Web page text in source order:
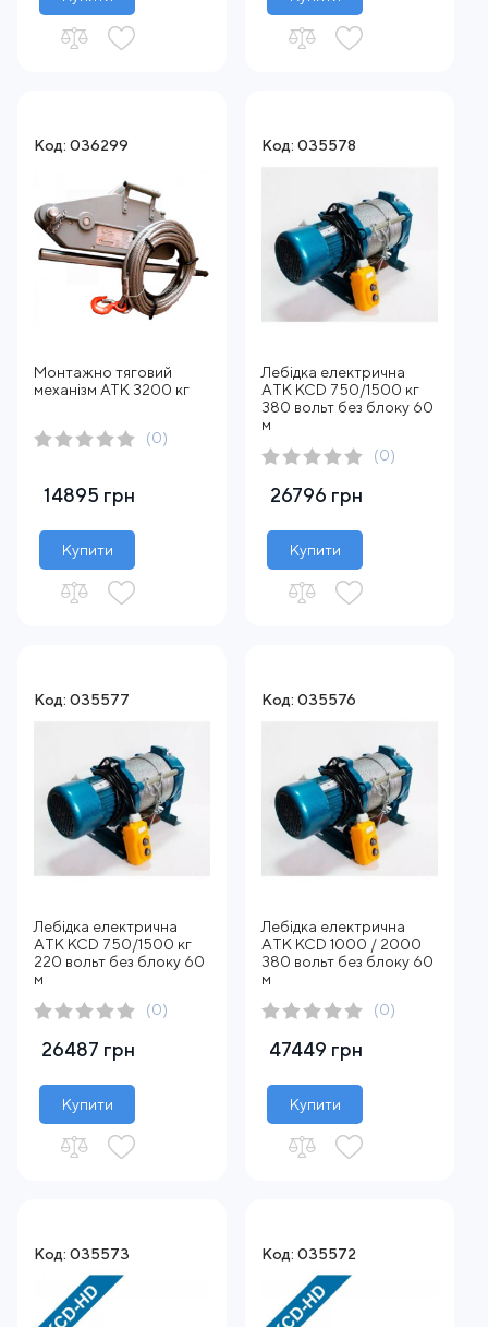
Код: 036299
Монтажно тяговий
механізм ATK 3200 кг
(0)
14895 грн
Купити
Код: 035578
Лебідка електрична
АTК KCD 750/1500 кг
380 вольт без блоку 60
м
(0)
26796 грн
Купити
Код: 035577
Лебідка електрична
АTК KCD 750/1500 кг
220 вольт без блоку 60
м
(0)
26487 грн
Купити
Код: 035576
Лебідка електрична
АTК KCD 1000 / 2000
380 вольт без блоку 60
м
(0)
47449 грн
Купити
Код: 035573 Код: 035572